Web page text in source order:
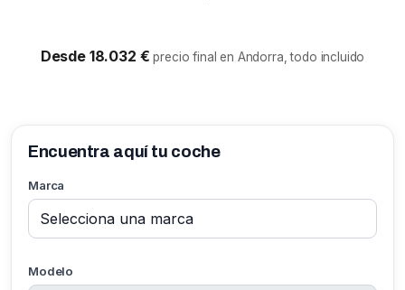
Desde 18.032 €precio final en Andorra, todo incluido
Encuentra aquí tu coche
Marca
Modelo